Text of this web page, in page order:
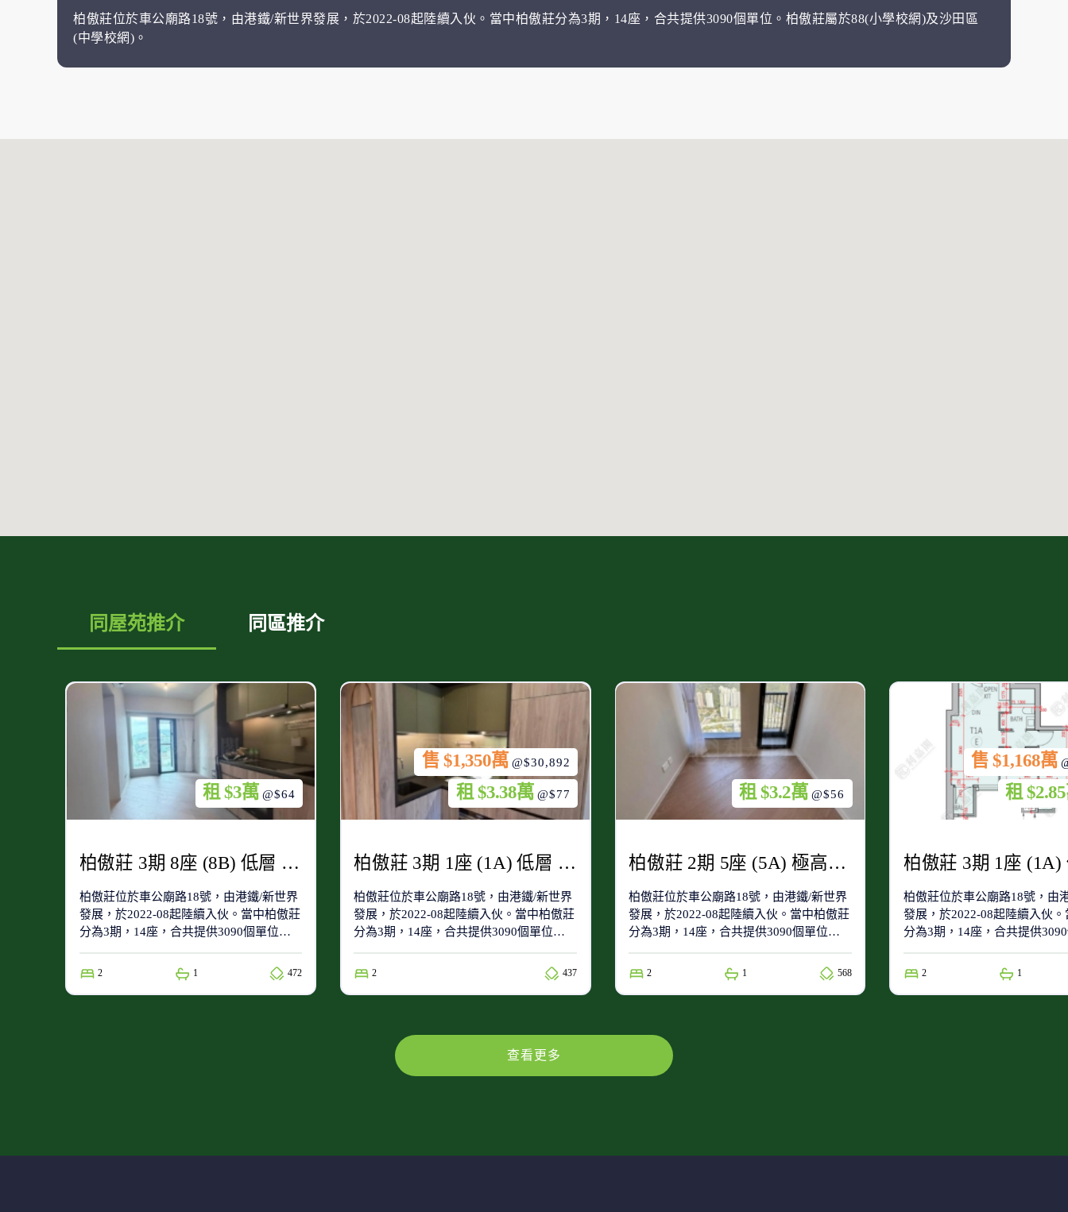
柏傲莊位於車公廟路18號，由港鐵/新世界發展，於2022-08起陸續入伙。當中柏傲莊分為3期，14座，合共提供3090個單位。柏傲莊屬於88(小學校網)及沙田區
(中學校網)。
同屋苑推介 同區推介
柏傲莊 3期 8座 (8B) 低層 D室
柏傲莊位於車公廟路18號，由港鐵/新世界
發展，於2022-08起陸續入伙。當中柏傲莊
分為3期，14座，合共提供3090個單位。
網)。
2 1 472
租 $3萬 @$64
柏傲莊 3期 1座 (1A) 低層 E室
柏傲莊位於車公廟路18號，由港鐵/新世界
發展，於2022-08起陸續入伙。當中柏傲莊
分為3期，14座，合共提供3090個單位。
網)。2 437
售 $1,350萬 @$30,892
租 $3.38萬 @$77
柏傲莊 2期 5座 (5A) 極高層 D室
柏傲莊位於車公廟路18號，由港鐵/新世界
發展，於2022-08起陸續入伙。當中柏傲莊
分為3期，14座，合共提供3090個單位。
網)。2 1 568
租 $3.2萬 @$56
柏傲莊位於車公廟路18號，由
發展，於2022-08起陸續入伙
分為3期，14座，合共提供
網)。
2 1
售 $1,168萬
租
查看更多